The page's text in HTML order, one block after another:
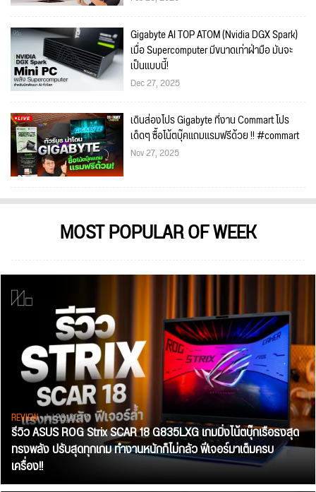
Gigabyte AI TOP ATOM (Nvidia DGX Spark)
เมื่อ Supercomputer มีขนาดเท่าฝ่ามือ มันจะ
เป็นแบบนี้!
Dec 27, 2025
เดินส่องโปร Gigabyte ที่งาน Commart โปร
เด็ดๆ ซื้อโน้ตบุ๊คแถมแรมฟรีด้วย !! #commart
Nov 27, 2025
MOST POPULAR OF WEEK
REVIEW• Jul 28, 2026
รีวิว ASUS ROG Strix SCAR 18 G835LXG เกมมิ่งโน้ตบุ๊กเรือธงสุด
ทรงพลัง ปรับสุดทุกเกม ทำงานหนักก็ไม่กลัว ฟีเจอร์มาเต็มครบ
เครื่อง!!